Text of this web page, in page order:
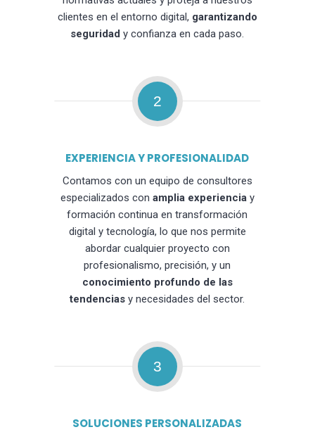
clientes en el entorno digital, garantizando
seguridad y confianza en cada paso.
2
EXPERIENCIA Y PROFESIONALIDAD
Contamos con un equipo de consultores
especializados con amplia experienciay
formación continua en transformación
digital y tecnología, lo que nos permite
abordar cualquier proyecto con
profesionalismo, precisión, y un
conocimiento profundo de las
tendencias y necesidades del sector.
3
SOLUCIONES PERSONALIZADAS